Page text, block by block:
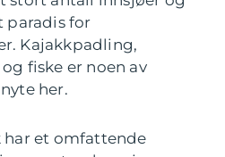
paradis for
Kajakkpadling,
fiske er noen av
her.
har et omfattende